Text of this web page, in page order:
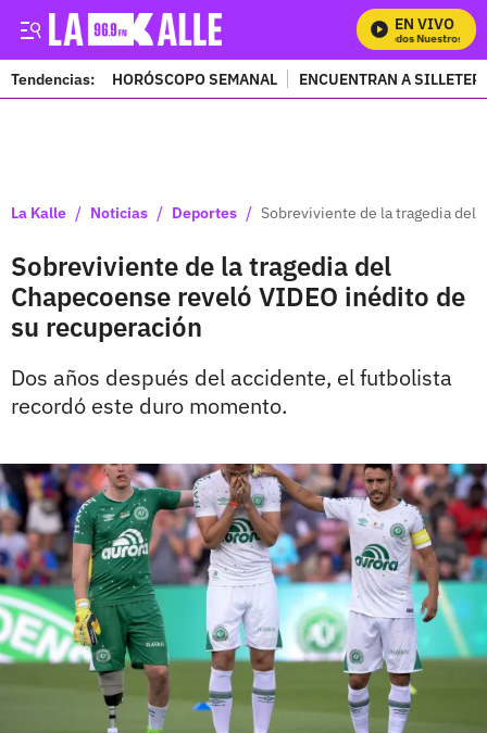
EN VIVO
Mira Todos Nuestros
Tendencias: HORÓSCOPO SEMANAL ENCUENTRAN A
La Kalle / Noticias / Deportes / Sobreviviente de la tragedia del
Sobreviviente de la tragedia del
Chapecoense reveló VIDEO inédito de
su recuperación
Dos años después del accidente, el futbolista
recordó este duro momento.